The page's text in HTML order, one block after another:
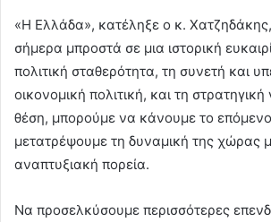
«Η Ελλάδα», κατέληξε ο κ. Χατζηδάκης,
σήμερα μπροστά σε μια ιστορική
πολιτική σταθερότητα, τη συνετή και
οικονομική πολιτική, και τη
θέση, μπορούμε να κάνουμε το
μετατρέψουμε τη δυναμική της χώρας
αναπτυξιακή πορεία.
Να προσελκύσουμε περισσότερες